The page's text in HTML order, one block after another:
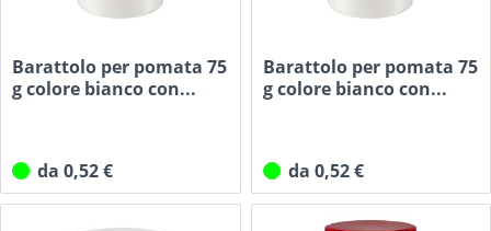
Barattolo per pomata 75
g colore bianco con...
da 0,52 €
Barattolo per pomata 75
g colore bianco con...
da 0,52 €